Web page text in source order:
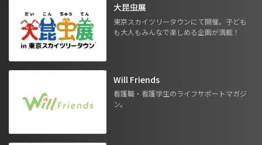
大昆虫展
東京スカイツリータウンにて開催。子ども
も大人もみんなで楽しめる企画が満載！
Will Friends
看護職・看護学生のライフサポートマガジ
ン。